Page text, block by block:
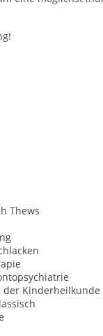
Thews
der Kinderheilkunde